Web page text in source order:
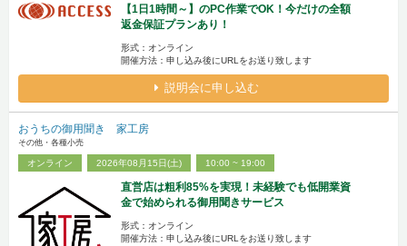
【1日1時間～】のPC作業でOK！今だけの全額
返金保証プランあり！
形式：オンライン
開催方法：申し込み後にURLをお送り致します
説明会に申し込む
おうちの御用聞き 家工房
その他・各種小売
オンライン 2026年08月15日(土) 10:00 ~ 19:00
直営店は粗利85%を実現！未経験でも低開業資
金で始められる御用聞きサービス
形式：オンライン
開催方法：申し込み後にURLをお送り致します